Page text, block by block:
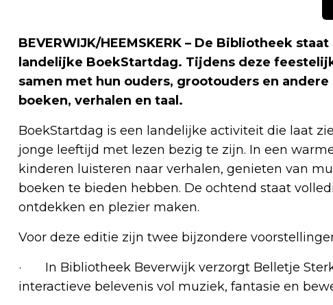
BEVERWIJK/HEEMSKERK – De Bibliotheek
landelijke BoekStartdag. Tijdens deze
samen met hun ouders, grootouders en
boeken, verhalen en taal.
BoekStartdag is een landelijke activiteit die laat
jonge leeftijd met lezen bezig te zijn. In een
kinderen luisteren naar verhalen, genieten van
boeken te bieden hebben. De ochtend staat
ontdekken en plezier maken.
Voor deze editie zijn twee bijzondere
· In Bibliotheek Beverwijk verzorgt Belletje
interactieve belevenis vol muziek, fantasie en